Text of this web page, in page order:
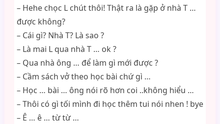
– Hehe chọc L chút thôi! Thật ra là gặp ở nhà T …
được không?
– Cái gì? Nhà T? Là sao ?
– Là mai L qua nhà T … ok ?
– Qua nhà ông … để làm gì mới được ?
– Cầm sách vở theo học bài chứ gì …
– Học … bài … ông nói rõ hơn coi ..không hiểu …
– Thôi có gì tối mình đi học thêm tui nói nhen ! bye
– Ê … ê … từ từ …